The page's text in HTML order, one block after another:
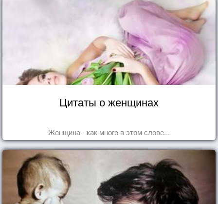
Цитаты о женщинах
Женщина - как много в этом слове...